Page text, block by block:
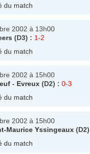
du match
2002 à 13h00
(D3) : 1-2
du match
2002 à 15h00
- Evreux (D2) : 0-3
du match
2002 à 15h00
Maurice Yssingeaux
du match